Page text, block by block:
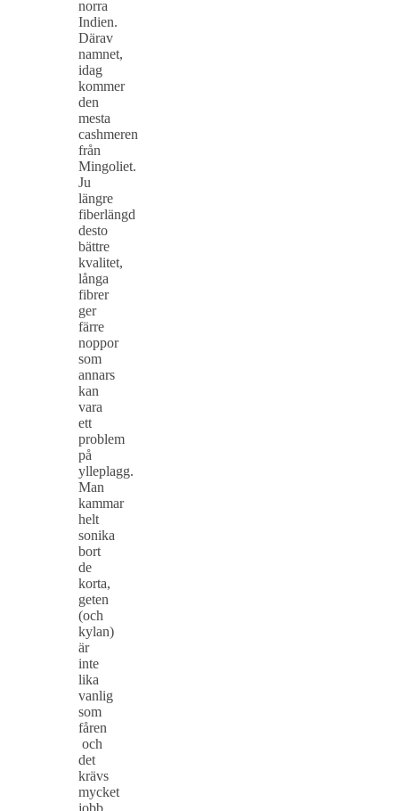
norra
Indien.
Därav
namnet,
idag
kommer
den
mesta
cashmeren
från
Mingoliet.
Ju
längre
fiberlängd
desto
bättre
kvalitet,
långa
fibrer
ger
färre
noppor
som
annars
kan
vara
ett
problem
på
ylleplagg.
Man
kammar
helt
sonika
bort
de
korta,
geten
(och
kylan)
är
inte
lika
vanlig
som
fåren
och
det
krävs
mycket